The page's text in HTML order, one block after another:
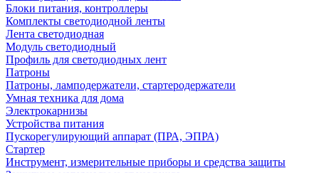
Блоки питания, контроллеры
Комплекты светодиодной ленты
Лента светодиодная
Модуль светодиодный
Профиль для светодиодных лент
Патроны
Патроны, ламподержатели, стартеродержатели
Умная техника для дома
Электрокарнизы
Устройства питания
Пускорегулирующий аппарат (ПРА, ЭПРА)
Стартер
Инструмент, измерительные приборы и средства защиты